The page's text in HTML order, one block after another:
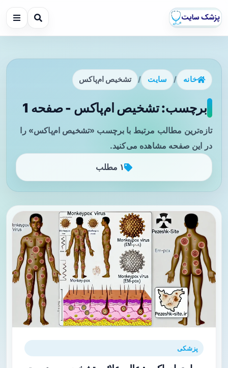
خانه / سایت / تشخیص ام‌پاکس
برچسب: تشخیص ام‌پاکس - صفحه 1
تازه‌ترین مطالب مرتبط با برچسب «تشخیص ام‌پاکس» را
در این صفحه مشاهده می‌کنید.
۱ مطلب
پزشکی